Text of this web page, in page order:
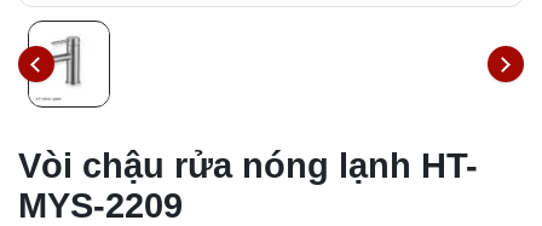
Vòi chậu rửa nóng lạnh HT-
MYS-2209